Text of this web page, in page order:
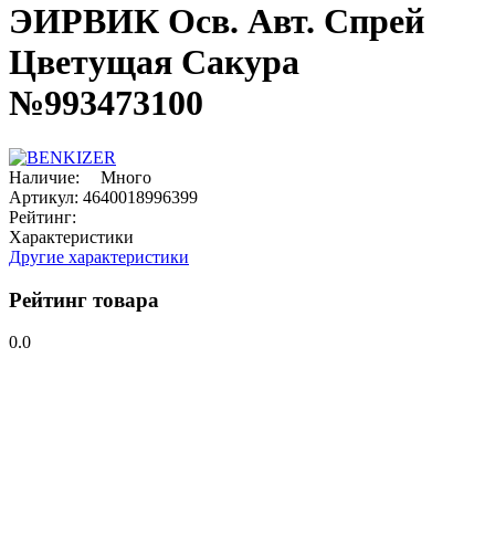
ЭИРВИК Осв. Авт. Спрей
Цветущая Сакура
№993473100
Наличие:
Много
Артикул: 4640018996399
Рейтинг:
Характеристики
Другие характеристики
Рейтинг товара
0.0